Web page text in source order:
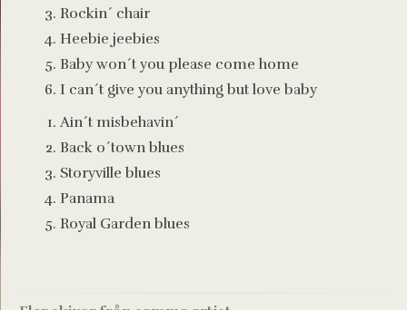
Rockin´ chair
Heebie jeebies
Baby won´t you please come home
I can´t give you anything but love baby
Ain´t misbehavin´
Back o´town blues
Storyville blues
Panama
Royal Garden blues